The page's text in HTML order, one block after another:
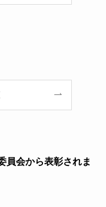
員会から表彰されま